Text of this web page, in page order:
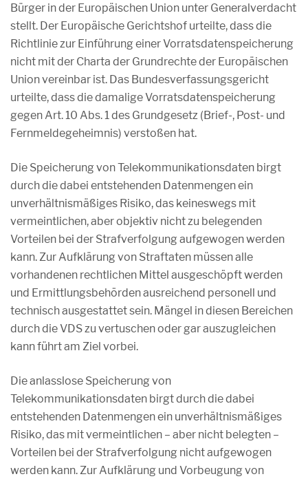
Bürger in der Europäischen Union unter Generalverdacht
stellt. Der Europäische Gerichtshof urteilte, dass die
Richtlinie zur Einführung einer Vorratsdatenspeicherung
nicht mit der Charta der Grundrechte der Europäischen
Union vereinbar ist. Das Bundesverfassungsgericht
urteilte, dass die damalige Vorratsdatenspeicherung
gegen Art. 10 Abs. 1 des Grundgesetz (Brief-, Post- und
Fernmeldegeheimnis) verstoßen hat.
Die Speicherung von Telekommunikationsdaten birgt
durch die dabei entstehenden Datenmengen ein
unverhältnismäßiges Risiko, das keineswegs mit
vermeintlichen, aber objektiv nicht zu belegenden
Vorteilen bei der Strafverfolgung aufgewogen werden
kann. Zur Aufklärung von Straftaten müssen alle
vorhandenen rechtlichen Mittel ausgeschöpft werden
und Ermittlungsbehörden ausreichend personell und
technisch ausgestattet sein. Mängel in diesen Bereichen
durch die VDS zu vertuschen oder gar auszugleichen
kann führt am Ziel vorbei.
Die anlasslose Speicherung von
Telekommunikationsdaten birgt durch die dabei
entstehenden Datenmengen ein unverhältnismäßiges
Risiko, das mit vermeintlichen – aber nicht belegten –
Vorteilen bei der Strafverfolgung nicht aufgewogen
werden kann. Zur Aufklärung und Vorbeugung von